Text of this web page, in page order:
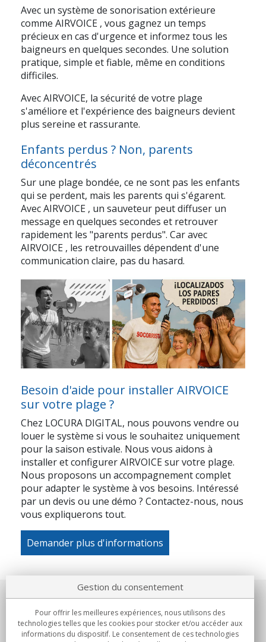
Avec un système de sonorisation extérieure
comme AIRVOICE , vous gagnez un temps
précieux en cas d'urgence et informez tous les
baigneurs en quelques secondes. Une solution
pratique, simple et fiable, même en conditions
difficiles.
Avec AIRVOICE, la sécurité de votre plage
s'améliore et l'expérience des baigneurs devient
plus sereine et rassurante.
Enfants perdus ? Non, parents
déconcentrés
Sur une plage bondée, ce ne sont pas les enfants
qui se perdent, mais les parents qui s'égarent.
AvecAIRVOICE , un sauveteur peut diffuser un
message en quelques secondes et retrouver
rapidement les "parents perdus". Car avec
AIRVOICE , les retrouvailles dépendent d'une
communication claire, pas du hasard.
Besoin d'aide pour installer AIRVOICE
sur votre plage ?
Chez LOCURA DIGITAL, nous pouvons vendre ou
louer le système si vous le souhaitez uniquement
pour la saison estivale. Nous vous aidons à
installer et configurerAIRVOICEsur votre plage.
Nous proposons un accompagnement complet
pour adapter le système à vos besoins. Intéressé
par un devis ou une démo ? Contactez-nous, nous
vous expliquerons tout.
Demander plus d'informations
Notre société
Engagements
Gestion du consentement
Pour offrir les meilleures expériences, nous utilisons des
technologies telles que les cookies pour stocker et/ou accéder aux
informations du dispositif. Le consentement de ces technologies